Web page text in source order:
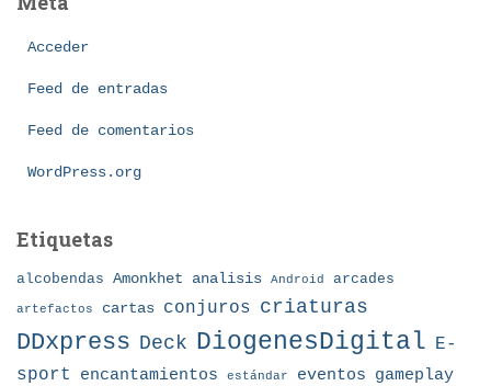
g
Acceder
Feed de entradas
Feed de comentarios
WordPress.org
Etiquetas
alcobendas Amonkhet analisis Android arcades
artefactos cartas conjuros criaturas
DDxpress Deck DiogenesDigital E-
sport
encantamientos estándar eventos gameplay